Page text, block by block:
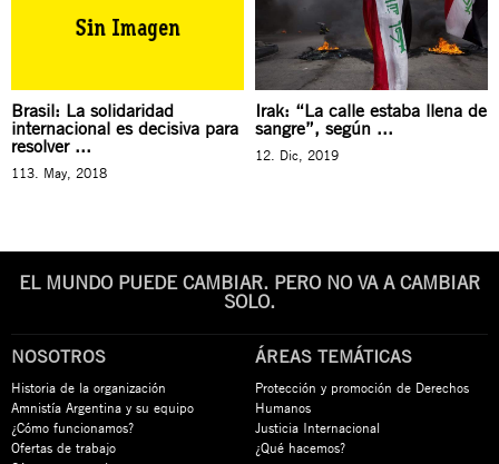
Brasil: La solidaridad
internacional es decisiva para
resolver ...
113. May, 2018
Irak: “La calle estaba llena de
sangre”, según ...
12. Dic, 2019
EL MUNDO PUEDE CAMBIAR. PERO NO VA A CAMBIAR
SOLO.
NOSOTROS
Historia de la organización
Amnistía Argentina y su equipo
¿Cómo funcionamos?
Ofertas de trabajo
ÁREAS TEMÁTICAS
Protección y promoción de Derechos
Humanos
Justicia Internacional
¿Qué hacemos?